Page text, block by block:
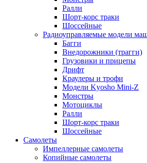
Ралли
Шорт-корс траки
Шоссейные
Радиоуправляемые модели
Багги
Внедорожники (трагги)
Грузовики и прицепы
Дрифт
Краулеры и трофи
Модели Kyosho Mini-Z
Монстры
Мотоциклы
Ралли
Шорт-корс траки
Шоссейные
Самолеты
Импеллерные самолеты
Копийные самолеты